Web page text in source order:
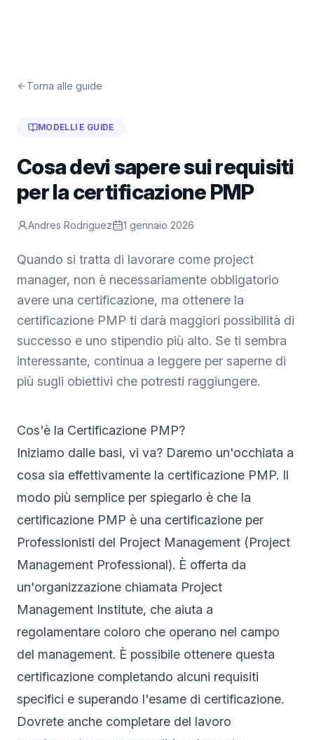
Torna alle guide
MODELLI E GUIDE
Cosa devi sapere sui requisiti
per la certificazione PMP
Andres Rodriguez 1 gennaio 2026
Quando si tratta di lavorare come project
manager, non è necessariamente obbligatorio
avere una certificazione, ma ottenere la
certificazione PMP ti darà maggiori possibilità di
successo e uno stipendio più alto. Se ti sembra
interessante, continua a leggere per saperne di
più sugli obiettivi che potresti raggiungere.
Cos'è la Certificazione PMP?
Iniziamo dalle basi, vi va? Daremo un'occhiata a
cosa sia effettivamente la certificazione PMP. Il
modo più semplice per spiegarlo è che la
certificazione PMP è una certificazione per
Professionisti del Project Management (Project
Management Professional). È offerta da
un'organizzazione chiamata Project
Management Institute, che aiuta a
regolamentare coloro che operano nel campo
del management. È possibile ottenere questa
certificazione completando alcuni requisiti
specifici e superando l'esame di certificazione.
Dovrete anche completare del lavoro